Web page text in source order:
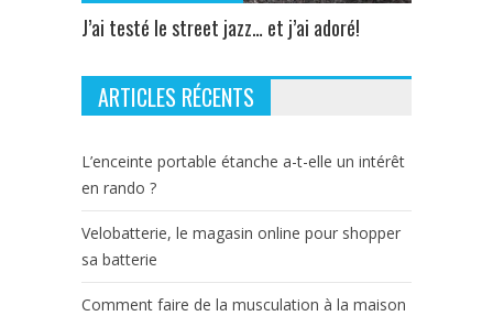
J’ai testé le street jazz… et j’ai adoré!
ARTICLES RÉCENTS
L’enceinte portable étanche a-t-elle un intérêt
en rando ?
Velobatterie, le magasin online pour shopper
sa batterie
Comment faire de la musculation à la maison